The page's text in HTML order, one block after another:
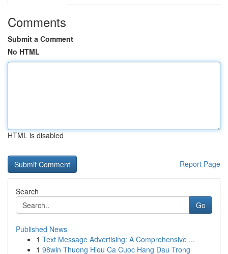
Comments
Submit a Comment
No HTML
HTML is disabled
Report Page
Search
Go
Published News
1 Text Message Advertising: A Comprehensive ...
1 98win Thuong Hieu Ca Cuoc Hang Dau Trong